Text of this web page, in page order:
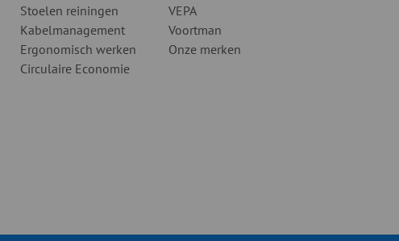
Stoelen reiningen
Kabelmanagement
Ergonomisch werken
Circulaire Economie
VEPA
Voortman
Onze merken